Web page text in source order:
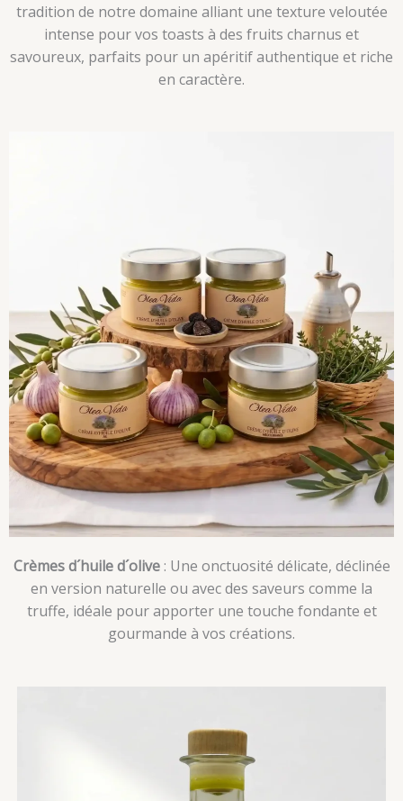
tradition de notre domaine alliant une texture veloutée
intense pour vos toasts à des fruits charnus et
savoureux, parfaits pour un apéritif authentique et riche
en caractère.
Crèmes d´huile d´olive: Une onctuosité délicate, déclinée
en version naturelle ou avec des saveurs comme la
truffe, idéale pour apporter une touche fondante et
gourmande à vos créations.